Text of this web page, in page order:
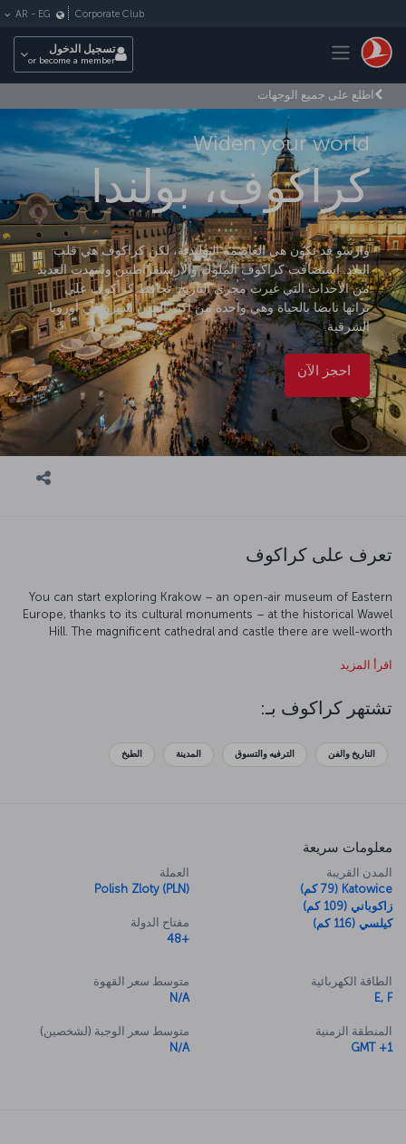
Toggle navigation
Corporate Club
AR - EG
تسجيل الدخول
or become a member
اطلع على جميع الوجهات
Widen your world
كراكوف، بولندا
وارسو قد تكون هي العاصمة البولندية، لكن كراكوف هي قلب
البلاد. استضافت كراكوف الملوك والأرستقراطيين وشهدت العديد
من الأحداث التي غيرت مجرى التاريخ. تحافظ كراكوف على
تراثها نابضا بالحياة وهي واحدة من أكثر المدن شهرة في أوروبا
الشرقية.
احجز الآن
تعرف على كراكوف
You can start exploring Krakow – an open-air museum of Eastern
Europe, thanks to its cultural monuments – at the historical Wawel
Hill. The magnificent cathedral and castle there are well-worth
German businessman Oskar Schindler saved Jews from the Nazis is
Czartoryski Museum should also be on your list, as it holds works
of inestimable value, like a painting by Leonardo da Vinci. Also worth
style. And just an hour outside of the city lies a remnant from the
اقرأ المزيد
تشتهر كراكوف بـ:
التاريخ والفن الترفيه والتسوق المدينة الطبخ
معلومات سريعة
المدن القريبة
Katowice (79 كم)
زاكوباني (109 كم)
كيلسي (116 كم)
العملة
Polish Zloty (PLN)
مفتاح الدولة
+48
الطاقة الكهربائية
E, F
المنطقة الزمنية
GMT +1
متوسط سعر القهوة
N/A
متوسط سعر الوجبة (لشخصين)
N/A